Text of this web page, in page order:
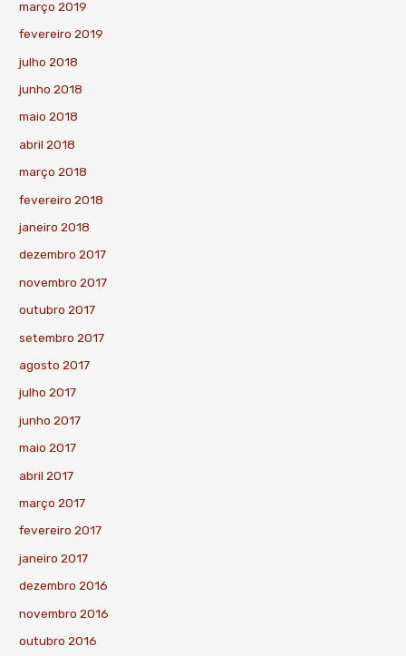
março 2019
fevereiro 2019
julho 2018
junho 2018
maio 2018
abril 2018
março 2018
fevereiro 2018
janeiro 2018
dezembro 2017
novembro 2017
outubro 2017
setembro 2017
agosto 2017
julho 2017
junho 2017
maio 2017
abril 2017
março 2017
fevereiro 2017
janeiro 2017
dezembro 2016
novembro 2016
outubro 2016